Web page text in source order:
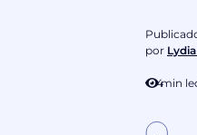
por
4min